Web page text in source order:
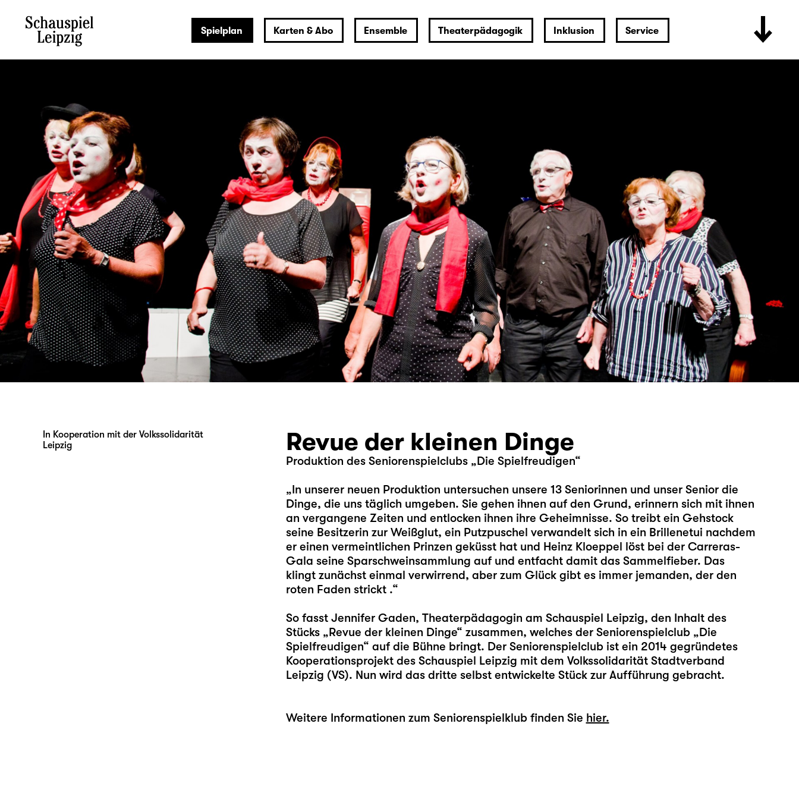
Spielplan Karten & Abo Ensemble Theaterpädagogik Inklusion Service
Revue der kleinen Dinge
Produktion des Seniorenspielclubs „Die Spielfreudigen“
„In unserer neuen Produktion untersuchen unsere 13 Seniorinnen und unser Senior die
Dinge, die uns täglich umgeben. Sie gehen ihnen auf den Grund, erinnern sich mit ihnen
an vergangene Zeiten und entlocken ihnen ihre Geheimnisse. So treibt ein Gehstock
seine Besitzerin zur Weißglut, ein Putzpuschel verwandelt sich in ein Brillenetui nachdem
er einen vermeintlichen Prinzen geküsst hat und Heinz Kloeppel löst bei der Carreras-
Gala seine Sparschweinsammlung auf und entfacht damit das Sammelfieber. Das
klingt zunächst einmal verwirrend, aber zum Glück gibt es immer jemanden, der den
roten Faden strickt .“
So fasst Jennifer Gaden, Theaterpädagogin am Schauspiel Leipzig, den Inhalt des
Stücks „Revue der kleinen Dinge“ zusammen, welches der Seniorenspielclub „Die
Spielfreudigen“ auf die Bühne bringt. Der Seniorenspielclub ist ein 2014 gegründetes
Kooperationsprojekt des Schauspiel Leipzig mit dem Volkssolidarität Stadtverband
Leipzig (VS). Nun wird das dritte selbst entwickelte Stück zur Aufführung gebracht.
Weitere Informationen zum Seniorenspielklub finden Sie hier.
In Kooperation mit der Volkssolidarität
Leipzig